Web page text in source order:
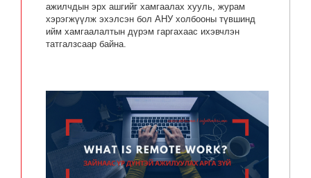
ажилчдын эрх ашгийг хамгаалах хууль, журам
хэрэгжүүлж эхэлсэн бол АНУ холбооны түвшинд
ийм хамгаалалтын дүрэм гаргахаас ихэвчлэн
татгалзсаар байна.